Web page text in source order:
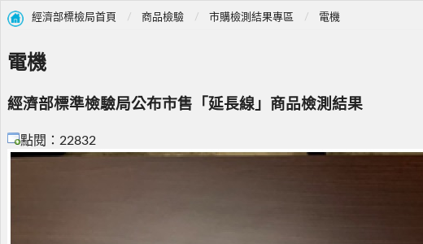
經濟部標檢局首頁 商品檢驗 市購檢測結果專區 電機
電機
經濟部標準檢驗局公布市售「延長線」商品檢測結果
點閱：22832